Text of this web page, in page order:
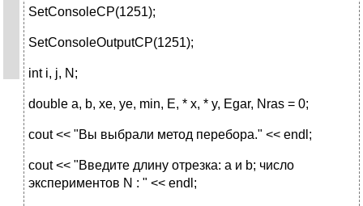
SetConsoleCP(1251);
SetConsoleOutputCP(1251);
int i, j, N;
double a, b, xe, ye, min, E, * x, * y, Egar, Nras = 0;
cout << "Вы выбрали метод перебора." << endl;
cout << "Введите длину отрезка: а и b; число
экспериментов N : " << endl;